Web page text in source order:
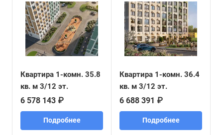
Квартира 1-комн. 35.8
кв. м 3/12 эт.
6 578 143 ₽
Подробнее
Квартира 1-комн. 36.4
кв. м 3/12 эт.
6 688 391 ₽
Подробнее